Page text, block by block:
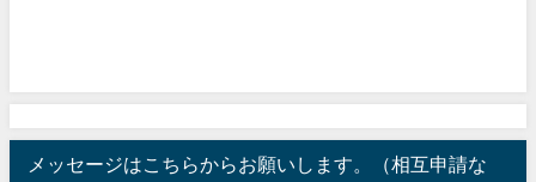
メッセージはこちらからお願いします。（相互申請な